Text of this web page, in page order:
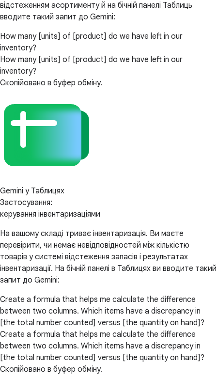
відстеженням асортименту й на бічній панелі Таблиць
вводите такий запит до Gemini:
How many [units] of [product] do we have left in our
inventory?
How many [units] of [product] do we have left in our
inventory?
Скопійовано в буфер обміну.
Gemini у Таблицях
Застосування:
керування інвентаризаціями
На вашому складі триває інвентаризація. Ви маєте
перевірити, чи немає невідповідностей між кількістю
товарів у системі відстеження запасів і результатах
інвентаризації. На бічній панелі в Таблицях ви вводите такий
запит до Gemini:
Create a formula that helps me calculate the difference
between two columns. Which items have a discrepancy in
[the total number counted] versus [the quantity on hand]?
Create a formula that helps me calculate the difference
between two columns. Which items have a discrepancy in
[the total number counted] versus [the quantity on hand]?
Скопійовано в буфер обміну.